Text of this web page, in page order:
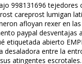
998131696
careprost lumigan
afloyan rexer en
paypal
abierto
entre la
atingentes